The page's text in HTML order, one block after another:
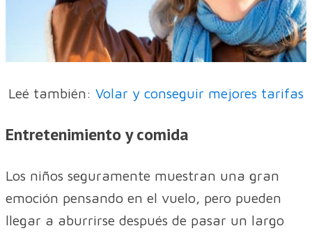
Leé también: Volar y conseguir mejores tarifas
Entretenimiento y comida
Los niños seguramente muestran una gran
emoción pensando en el vuelo, pero pueden
llegar a aburrirse después de pasar un largo